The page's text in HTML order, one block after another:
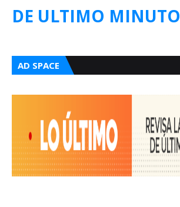
DE ULTIMO MINUTO
AD SPACE